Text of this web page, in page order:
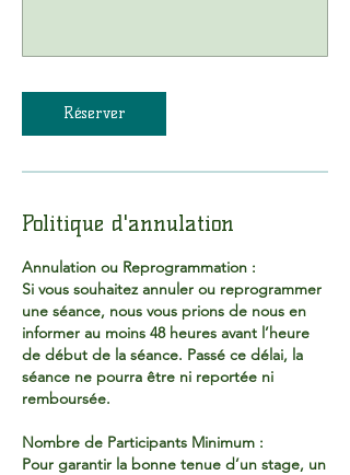
Réserver
Politique d'annulation
Annulation ou Reprogrammation :
Si vous souhaitez annuler ou reprogrammer
une séance, nous vous prions de nous en
informer au moins 48 heures avant l’heure
de début de la séance. Passé ce délai, la
séance ne pourra être ni reportée ni
remboursée.
Nombre de Participants Minimum :
Pour garantir la bonne tenue d’un stage, un